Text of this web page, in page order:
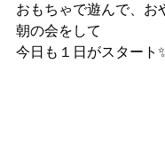
おもちゃで遊んで、お
朝の会をして
今日も１日がスタート